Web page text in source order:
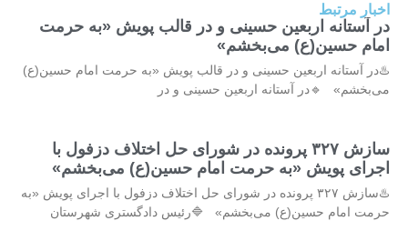
اخبار مرتبط
در آستانه اربعین حسینی و در قالب پویش «به حرمت
امام حسین(ع) می‌بخشم»
♨️در آستانه اربعین حسینی و در قالب پویش «به حرمت امام حسین(ع)
می‌بخشم» 🔹در آستانه اربعین حسینی و در
سازش ۳۲۷ پرونده در شورای حل اختلاف دزفول با
اجرای پویش «به حرمت امام حسین(ع) می‌بخشم»
♨️سازش ۳۲۷ پرونده در شورای حل اختلاف دزفول با اجرای پویش «به
حرمت امام حسین(ع) می‌بخشم» 🔷️رئیس دادگستری شهرستان